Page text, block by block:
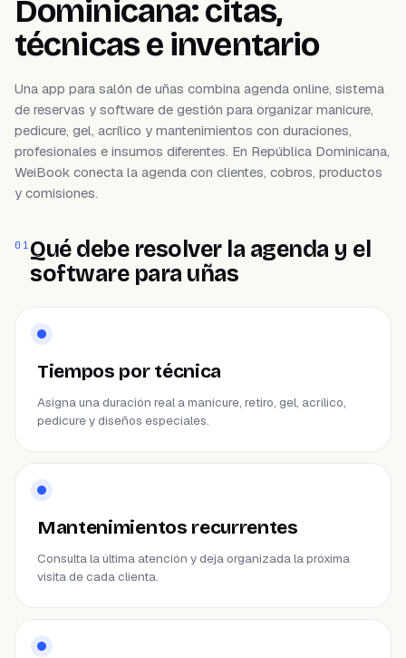
Dominicana: citas,
técnicas e inventario
Una app para salón de uñas combina agenda online, sistema
de reservas y software de gestión para organizar manicure,
pedicure, gel, acrílico y mantenimientos con duraciones,
profesionales e insumos diferentes. En República Dominicana,
WeiBook conecta la agenda con clientes, cobros, productos
y comisiones.
01 Qué debe resolver la agenda y el
software para uñas
Tiempos por técnica
Asigna una duración real a manicure, retiro, gel, acrílico,
pedicure y diseños especiales.
Mantenimientos recurrentes
Consulta la última atención y deja organizada la próxima
visita de cada clienta.